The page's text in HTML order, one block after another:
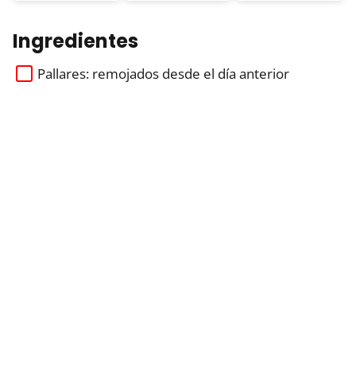
Ingredientes
Pallares: remojados desde el día anterior